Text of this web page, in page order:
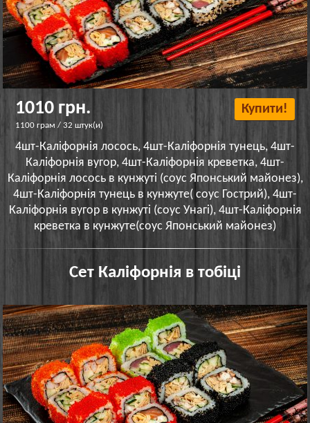
1010 грн.
1100 грам / 32 штук(и)
Купити!
4шт-Каліфорнія лосось, 4шт-Каліфорнія тунець, 4шт-
Каліфорнія вугор, 4шт-Каліфорнія креветка, 4шт-
Каліфорнія лосось в кунжуті (соус Японський майонез),
4шт-Каліфорнія тунець в кунжуте( соус Гострий), 4шт-
Каліфорнія вугор в кунжуті (соус Унагі), 4шт-Каліфорнія
креветка в кунжуте(соус Японський майонез)
Сет Каліфорнія в тобіці